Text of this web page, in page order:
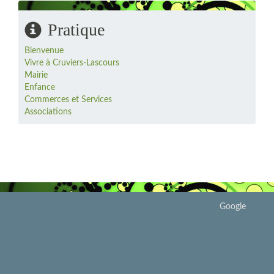
Pratique
Bienvenue
Vivre à Cruviers-Lascours
Mairie
Enfance
Commerces et Services
Associations
Google